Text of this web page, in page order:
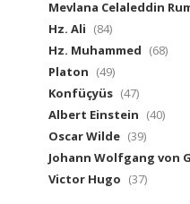
Mevlana Celaleddin
Hz. Ali (84)
Hz. Muhammed (68)
Platon (49)
Konfüçyüs (47)
Albert Einstein (40)
Oscar Wilde (39)
Johann Wolfgang von
Victor Hugo (37)